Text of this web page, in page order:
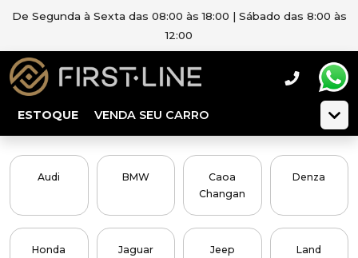
De Segunda à Sexta das 08:00 às 18:00 | Sábado das 8:00 às
12:00
ESTOQUE VENDA SEU CARRO
Audi BMW
Caoa
Changan
Denza
Honda Jaguar Jeep
Land